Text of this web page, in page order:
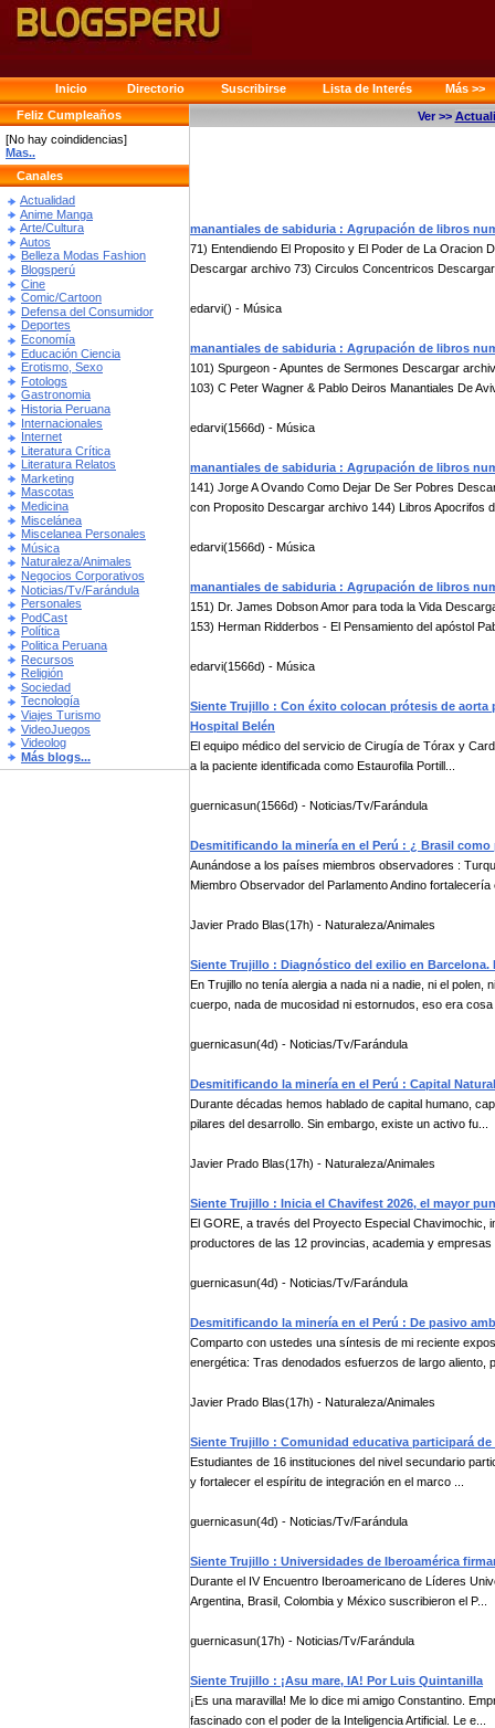
Inicio Directorio Suscribirse Lista de Interés
Más >>
Feliz Cumpleaños
[No hay coindidencias]
Mas..
Canales
Actualidad
Anime Manga
Arte/Cultura
Autos
Belleza Modas Fashion
Blogsperú
Cine
Comic/Cartoon
Defensa del Consumidor
Deportes
Economía
Educación Ciencia
Erotismo, Sexo
Fotologs
Gastronomia
Historia Peruana
Internacionales
Internet
Literatura Crítica
Literatura Relatos
Marketing
Mascotas
Medicina
Miscelánea
Miscelanea Personales
Música
Naturaleza/Animales
Negocios Corporativos
Noticias/Tv/Farándula
Personales
PodCast
Política
Politica Peruana
Recursos
Religión
Sociedad
Tecnología
Viajes Turismo
VideoJuegos
Videolog
Más blogs...
Ver >>
manantiales de sabiduria : Agrupación de libros
71) Entendiendo El Proposito y El Poder de La Oracion
Descargar archivo 73) Circulos Concentricos
edarvi() - Música
manantiales de sabiduria : Agrupación de libros
101) Spurgeon - Apuntes de Sermones Descargar
103) C Peter Wagner & Pablo Deiros Manantiales De
edarvi(1566d) - Música
manantiales de sabiduria : Agrupación de libros
141) Jorge A Ovando Como Dejar De Ser Pobres
con Proposito Descargar archivo 144) Libros Apocrifos
edarvi(1566d) - Música
manantiales de sabiduria : Agrupación de libros
151) Dr. James Dobson Amor para toda la Vida
153) Herman Ridderbos - El Pensamiento del apóstol
edarvi(1566d) - Música
Siente Trujillo : Con éxito colocan prótesis de
Hospital Belén
El equipo médico del servicio de Cirugía de Tórax y
a la paciente identificada como Estaurofila Portill...
guernicasun(1566d) - Noticias/Tv/Farándula
Desmitificando la minería en el Perú : ¿ Brasil
Aunándose a los países miembros observadores :
Miembro Observador del Parlamento Andino fortalecería
Javier Prado Blas(17h) - Naturaleza/Animales
Siente Trujillo : Diagnóstico del exilio en Barcelona.
En Trujillo no tenía alergia a nada ni a nadie, ni el
cuerpo, nada de mucosidad ni estornudos, eso era cosa
guernicasun(4d) - Noticias/Tv/Farándula
Desmitificando la minería en el Perú : Capital
Durante décadas hemos hablado de capital humano,
pilares del desarrollo. Sin embargo, existe un activo fu...
Javier Prado Blas(17h) - Naturaleza/Animales
Siente Trujillo : Inicia el Chavifest 2026, el mayor
El GORE, a través del Proyecto Especial Chavimochic,
productores de las 12 provincias, academia y empresas
guernicasun(4d) - Noticias/Tv/Farándula
Desmitificando la minería en el Perú : De pasivo
Comparto con ustedes una síntesis de mi reciente
energética: Tras denodados esfuerzos de largo aliento,
Javier Prado Blas(17h) - Naturaleza/Animales
Siente Trujillo : Comunidad educativa participará
Estudiantes de 16 instituciones del nivel secundario
y fortalecer el espíritu de integración en el marco ...
guernicasun(4d) - Noticias/Tv/Farándula
Siente Trujillo : Universidades de Iberoamérica
Durante el IV Encuentro Iberoamericano de Líderes
Argentina, Brasil, Colombia y México suscribieron el P...
guernicasun(17h) - Noticias/Tv/Farándula
Siente Trujillo : ¡Asu mare, IA! Por Luis Quintanilla
¡Es una maravilla! Me lo dice mi amigo Constantino.
fascinado con el poder de la Inteligencia Artificial. Le e...